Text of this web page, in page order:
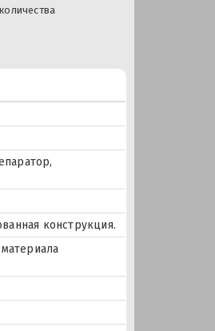
конструкция.